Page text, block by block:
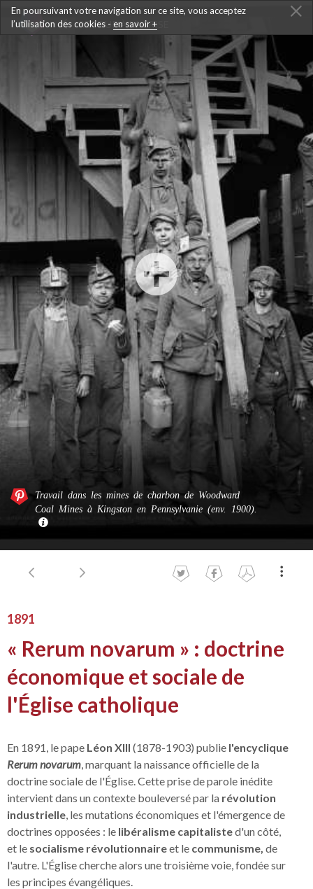
RETOUR À LA FRISE
Travail dans les mines de charbon de Woodward
Coal Mines à Kingston en Pennsylvanie (env. 1900).
1891
« Rerum novarum » : doctrine
économique et sociale de
l'Église catholique
En 1891, le pape Léon XIII (1878-1903) publie l'encyclique
Rerum novarum, marquant la naissance officielle de la
doctrine sociale de l'Église. Cette prise de parole inédite
intervient dans un contexte bouleversé par la révolution
industrielle, les mutations économiques et l'émergence de
doctrines opposées : le libéralisme capitalisted'un côté,
et le socialisme révolutionnaireet le communisme, de
l'autre. L'Église cherche alors une troisième voie, fondée sur
les principes évangéliques.
En poursuivant votre navigation sur ce site, vous acceptez
l’utilisation des cookies - en savoir +